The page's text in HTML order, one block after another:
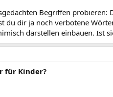
Begriffen
du dir ja noch verbotene
darstellen einbauen. Ist
für Kinder?